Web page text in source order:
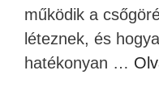
működik a
léteznek, és
hatékonyan …